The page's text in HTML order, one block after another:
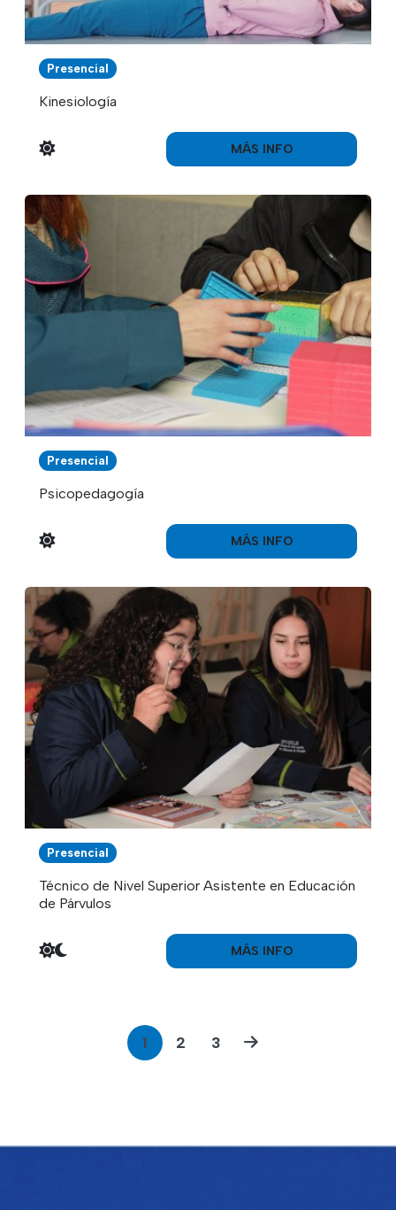
Presencial
Kinesiología
MÁS INFO
Presencial
Psicopedagogía
MÁS INFO
Presencial
Técnico de Nivel Superior Asistente en Educación
de Párvulos
MÁS INFO
1 2 3